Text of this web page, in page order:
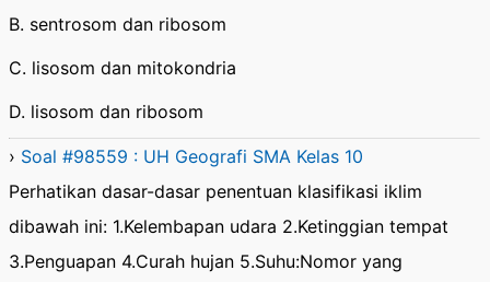
B. sentrosom dan ribosom
C. lisosom dan mitokondria
D. lisosom dan ribosom
› Soal #98559 : UH Geografi SMA Kelas 10
Perhatikan dasar-dasar penentuan klasifikasi iklim
dibawah ini: 1.Kelembapan udara 2.Ketinggian tempat
3.Penguapan 4.Curah hujan 5.Suhu:Nomor yang